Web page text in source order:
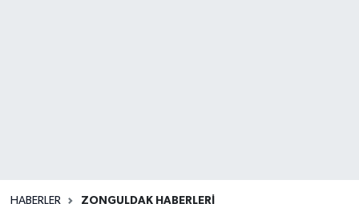
HABERLER ZONGULDAK HABERLERI